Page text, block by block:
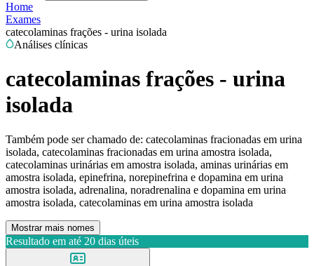
Home
Exames
catecolaminas frações - urina isolada
Análises clínicas
catecolaminas frações - urina
isolada
Também pode ser chamado de: catecolaminas fracionadas em urina
isolada, catecolaminas fracionadas em urina amostra isolada,
catecolaminas urinárias em amostra isolada, aminas urinárias em
amostra isolada, epinefrina, norepinefrina e dopamina em urina
amostra isolada, adrenalina, noradrenalina e dopamina em urina
amostra isolada, catecolaminas em urina amostra isolada
Mostrar mais nomes
Resultado em até 20 dias úteis